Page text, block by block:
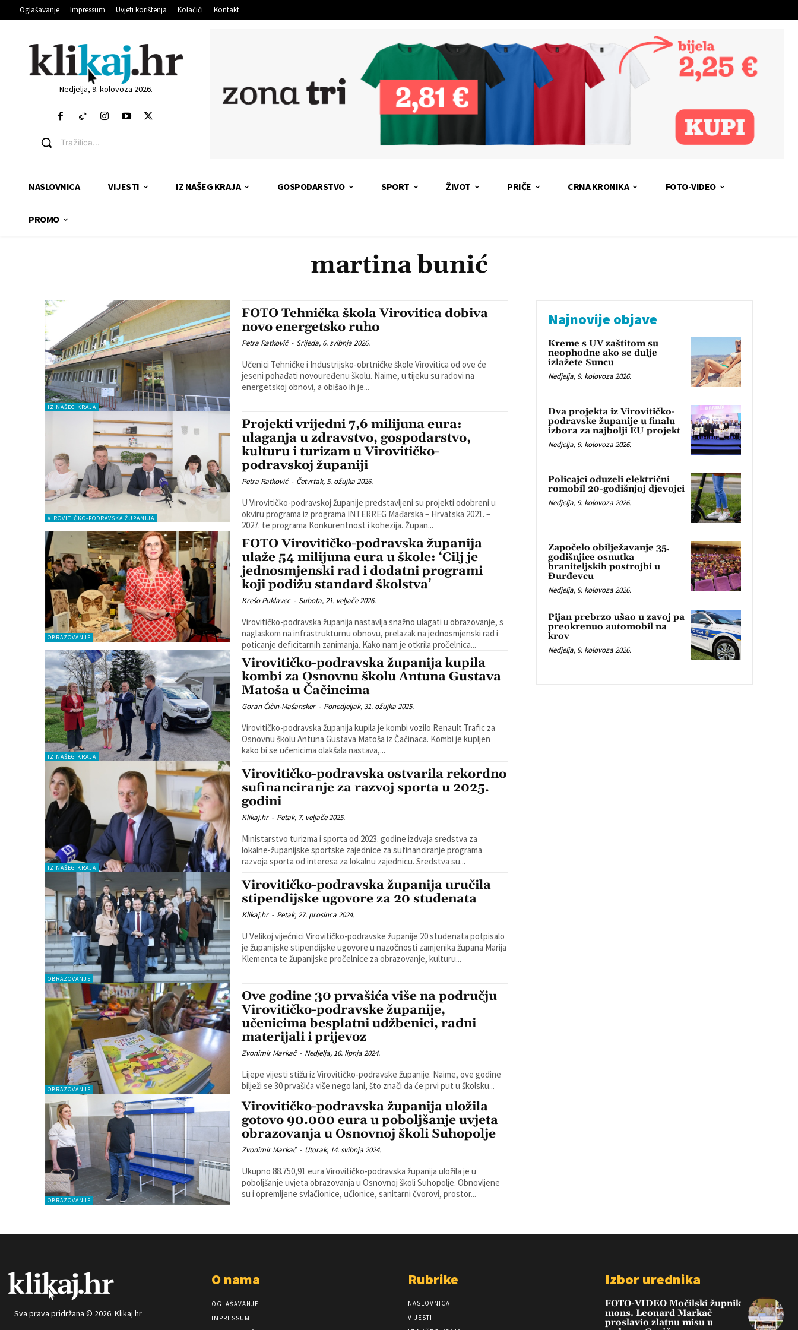
Oglašavanje Impressum Uvjeti korištenja Kolačići Kontakt
Nedjelja, 9. kolovoza 2026.
Tražilica...
NASLOVNICA VIJESTI IZ NAŠEG KRAJA GOSPODARSTVO SPORT ŽIVOT PRIČE CRNA KRONIKA FOTO-VIDEO
PROMO
martina bunić
IZ NAŠEG KRAJA
FOTO Tehnička škola Virovitica dobiva
novo energetsko ruho
Petra Ratković - Srijeda, 6. svibnja 2026.
Učenici Tehničke i Industrijsko-obrtničke škole Virovitica od ove će
jeseni pohađati novouređenu školu. Naime, u tijeku su radovi na
energetskoj obnovi, a obišao ih je...
VIROVITIČKO-PODRAVSKA ŽUPANIJA
Projekti vrijedni 7,6 milijuna eura:
ulaganja u zdravstvo, gospodarstvo,
kulturu i turizam u Virovitičko-
podravskoj županiji
Petra Ratković - Četvrtak, 5. ožujka 2026.
U Virovitičko-podravskoj županije predstavljeni su projekti odobreni u
okviru programa iz programa INTERREG Mađarska – Hrvatska 2021. –
2027. te programa Konkurentnost i kohezija. Župan...
OBRAZOVANJE
FOTO Virovitičko-podravska županija
ulaže 54 milijuna eura u škole: ‘Cilj je
jednosmjenski rad i dodatni programi
koji podižu standard školstva’
Krešo Puklavec - Subota, 21. veljače 2026.
Virovitičko-podravska županija nastavlja snažno ulagati u obrazovanje, s
naglaskom na infrastrukturnu obnovu, prelazak na jednosmjenski rad i
poticanje deficitarnih zanimanja. Kako nam je otkrila pročelnica...
IZ NAŠEG KRAJA
Virovitičko-podravska županija kupila
kombi za Osnovnu školu Antuna Gustava
Matoša u Čačincima
Goran Čičin-Mašansker - Ponedjeljak, 31. ožujka 2025.
Virovitičko-podravska županija kupila je kombi vozilo Renault Trafic za
Osnovnu školu Antuna Gustava Matoša iz Čačinaca. Kombi je kupljen
kako bi se učenicima olakšala nastava,...
IZ NAŠEG KRAJA
Virovitičko-podravska ostvarila rekordno
sufinanciranje za razvoj sporta u 2025.
godini
Klikaj.hr - Petak, 7. veljače 2025.
Ministarstvo turizma i sporta od 2023. godine izdvaja sredstva za
lokalne-županijske sportske zajednice za sufinanciranje programa
razvoja sporta od interesa za lokalnu zajednicu. Sredstva su...
OBRAZOVANJE
Virovitičko-podravska županija uručila
stipendijske ugovore za 20 studenata
Klikaj.hr - Petak, 27. prosinca 2024.
U Velikoj vijećnici Virovitičko-podravske županije 20 studenata potpisalo
je županijske stipendijske ugovore u nazočnosti zamjenika župana Marija
Klementa te županijske pročelnice za obrazovanje, kulturu...
OBRAZOVANJE
Ove godine 30 prvašića više na području
Virovitičko-podravske županije,
učenicima besplatni udžbenici, radni
materijali i prijevoz
Zvonimir Markač - Nedjelja, 16. lipnja 2024.
Lijepe vijesti stižu iz Virovitičko-podravske županije. Naime, ove godine
bilježi se 30 prvašića više nego lani, što znači da će prvi put u školsku...
OBRAZOVANJE
Virovitičko-podravska županija uložila
gotovo 90.000 eura u poboljšanje uvjeta
obrazovanja u Osnovnoj školi Suhopolje
Zvonimir Markač - Utorak, 14. svibnja 2024.
Ukupno 88.750,91 eura Virovitičko-podravska županija uložila je u
poboljšanje uvjeta obrazovanja u Osnovnoj školi Suhopolje. Obnovljene
su i opremljene svlačionice, učionice, sanitarni čvorovi, prostor...
Najnovije objave
Kreme s UV zaštitom su
neophodne ako se dulje
izlažete Suncu
Nedjelja, 9. kolovoza 2026.
Dva projekta iz Virovitičko-
podravske županije u finalu
izbora za najbolji EU projekt
Nedjelja, 9. kolovoza 2026.
Policajci oduzeli električni
romobil 20-godišnjoj djevojci
Nedjelja, 9. kolovoza 2026.
Započelo obilježavanje 35.
godišnjice osnutka
braniteljskih postrojbi u
Đurđevcu
Nedjelja, 9. kolovoza 2026.
Pijan prebrzo ušao u zavoj pa
preokrenuo automobil na
krov
Nedjelja, 9. kolovoza 2026.
Sva prava pridržana © 2026. Klikaj.hr
O nama
OGLAŠAVANJE
IMPRESSUM
Rubrike
NASLOVNICA
VIJESTI
Izbor urednika
FOTO-VIDEO Močilski župnik
mons. Leonard Markač
proslavio zlatnu misu u